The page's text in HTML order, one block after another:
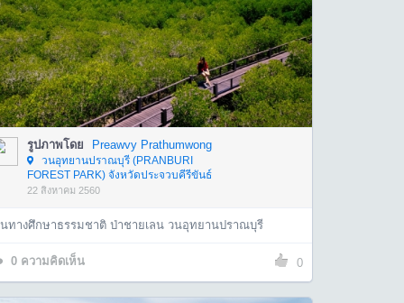
รูปภาพโดย Preawvy Prathumwong
วนอุทยานปราณบุรี (PRANBURI
FOREST PARK) จังหวัดประจวบคีรีขันธ์
22 สิงหาคม 2560
นทางศึกษาธรรมชาติ ป่าชายเลน วนอุทยานปราณบุรี
0 ความคิดเห็น 0